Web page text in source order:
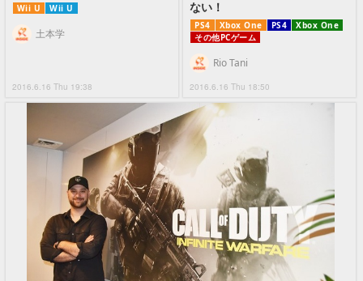
Wii U Wii U
2016.6.16 Thu 19:38
土本学
ない！
PS4 Xbox One PS4
Xbox One
その他PCゲーム
2016.6.16 Thu 18:50
Rio Tani